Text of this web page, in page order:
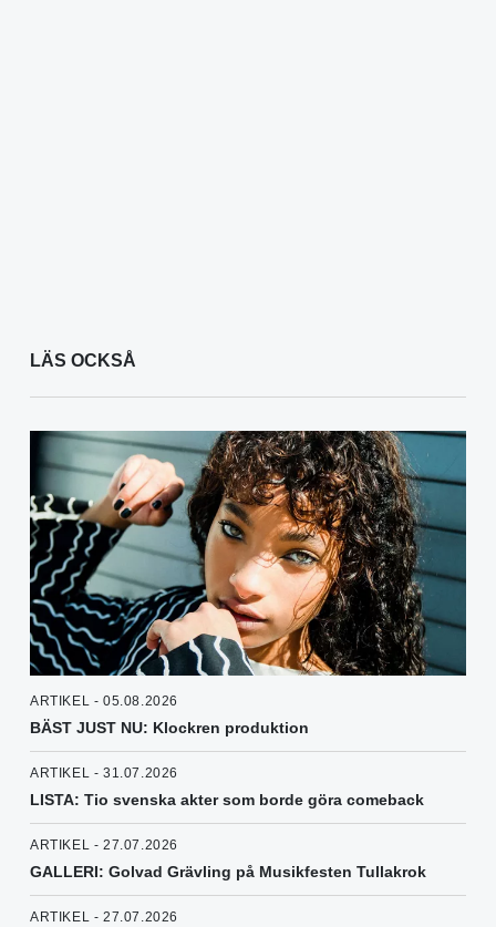
LÄS OCKSÅ
ARTIKEL - 05.08.2026
BÄST JUST NU: Klockren produktion
ARTIKEL - 31.07.2026
LISTA: Tio svenska akter som borde göra comeback
ARTIKEL - 27.07.2026
GALLERI: Golvad Grävling på Musikfesten Tullakrok
ARTIKEL - 27.07.2026